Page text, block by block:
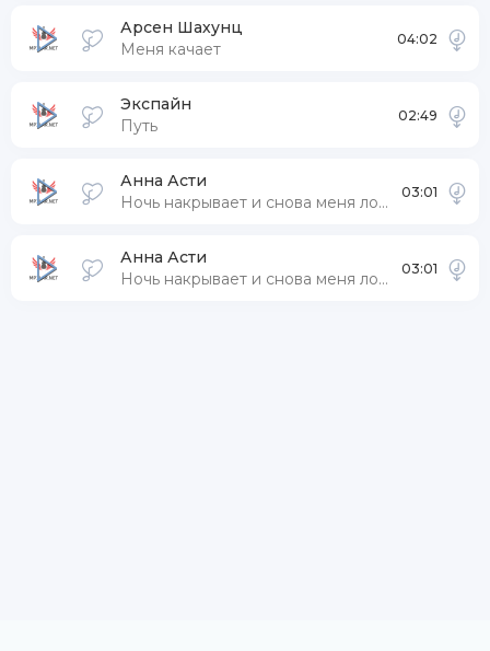
Арсен Шахунц
Меня качает
04:02
Экспайн
Путь
02:49
Анна Асти
Ночь накрывает и снова меня ломает
03:01
Анна Асти
Ночь накрывает и снова меня ломает
03:01